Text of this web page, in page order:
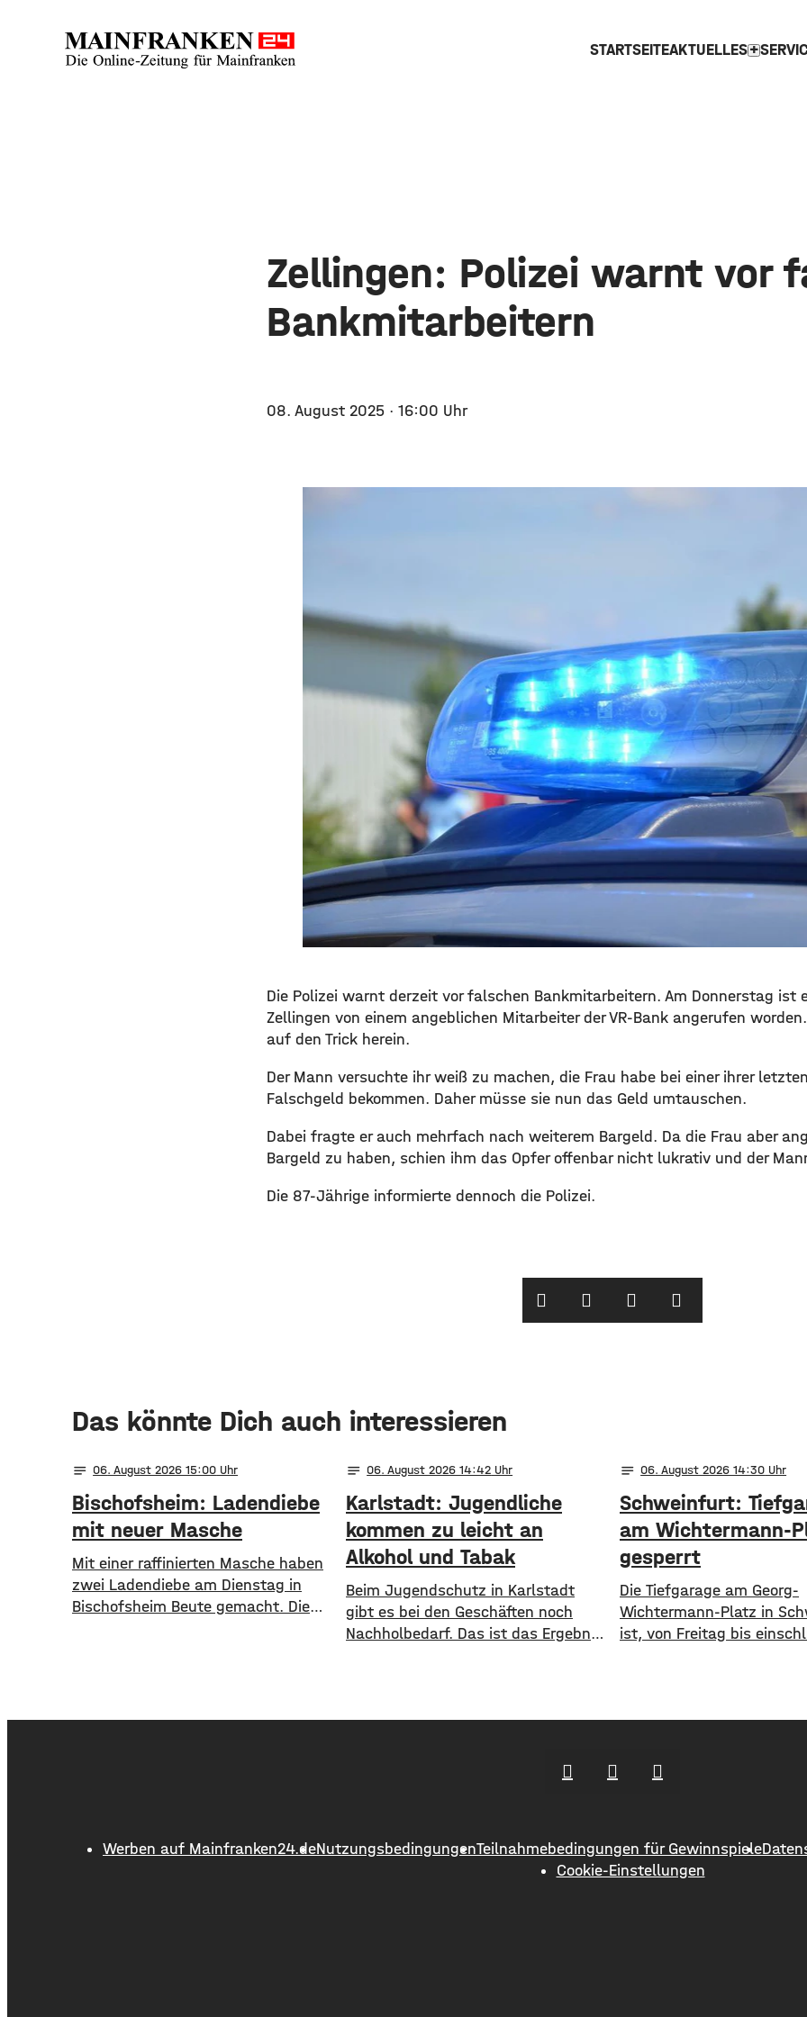
STARTSEITEAKTUELLESexpand_more
Zellingen: Polizei warnt vor
Bankmitarbeitern
08. August 2025 · 16:00 Uhr
Die Polizei warnt derzeit vor falschen Bankmitarbeitern. Am Donnerstag ist
Zellingen von einem angeblichen Mitarbeiter der VR-Bank angerufen
auf den Trick herein.
Der Mann versuchte ihr weiß zu machen, die Frau habe bei einer ihrer
Falschgeld bekommen. Daher müsse sie nun das Geld umtauschen.
Dabei fragte er auch mehrfach nach weiterem Bargeld. Da die Frau aber
Bargeld zu haben, schien ihm das Opfer offenbar nicht lukrativ und der
Die 87-Jährige informierte dennoch die Polizei.
Das könnte Dich auch interessieren
notes 06. August 2026 15:00
Bischofsheim: Ladendiebe
mit neuer Masche
Mit einer raffinierten Masche haben
zwei Ladendiebe am Dienstag in
Bischofsheim Beute gemacht. Die
Einkaufswagen geladen. Ihre Beute
notes 06. August 2026 14:42
Karlstadt: Jugendliche
kommen zu leicht an
Alkohol und Tabak
Beim Jugendschutz in Karlstadt
gibt es bei den Geschäften noch
Nachholbedarf. Das ist das Ergebnis
jugendliche Testkäuferin wurde in 14
dort versuchen, Tabakwaren oder
Spirituosen zu kaufen. In sechs
die verantwortlichen Verkäuferinnen
notes 06. August 2026 14:30
Schweinfurt:
am Wichtermann-
gesperrt
Die Tiefgarage am Georg-
Wichtermann-Platz in
ist, von Freitag bis
steht während der
Verfügung. Alternative
Parkmöglichkeiten bieten
Werben auf Mainfranken24.deNutzungsbedingungenTeilnahmebedingungen für Gewinnspiele
Cookie-Einstellungen